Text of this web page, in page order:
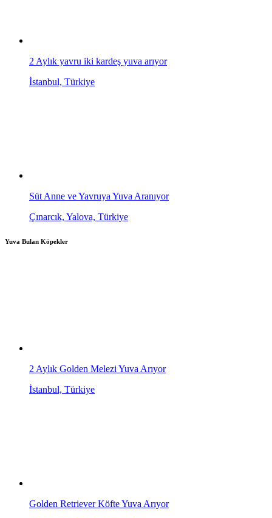
2 Aylık yavru iki kardeş yuva arıyor
İstanbul, Türkiye
Süt Anne ve Yavruya Yuva Aranıyor
Çınarcık, Yalova, Türkiye
Yuva Bulan Köpekler
2 Aylık Golden Melezi Yuva Arıyor
İstanbul, Türkiye
Golden Retriever Köfte Yuva Arıyor